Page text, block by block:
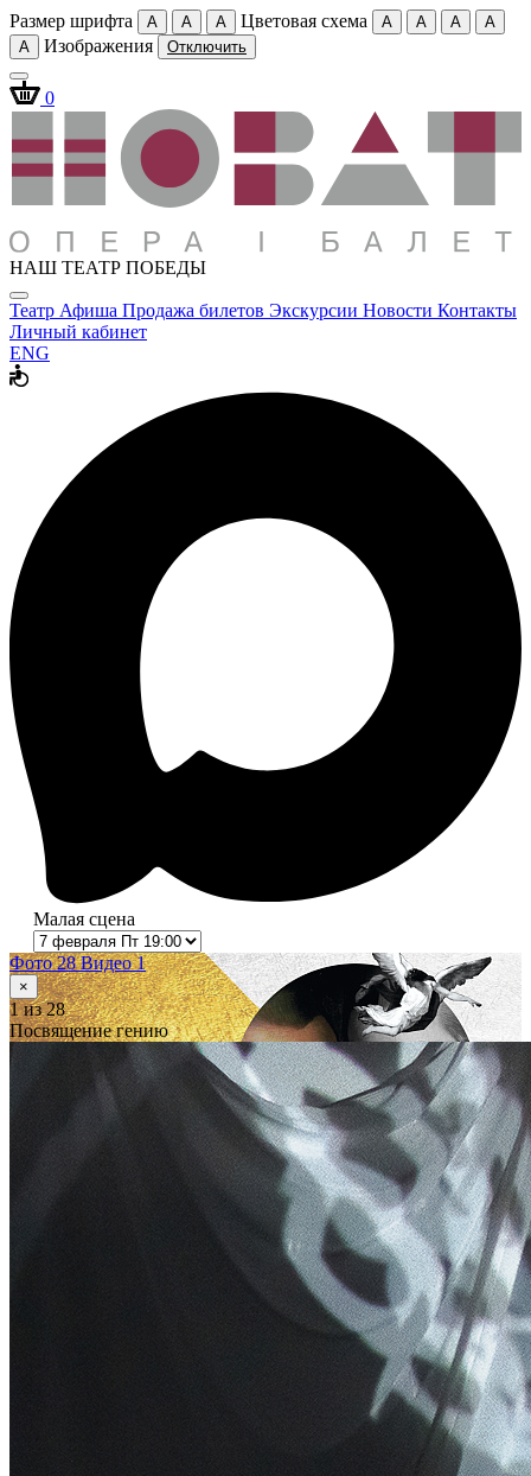
Размер шрифта A A A Цветовая схема A A A
A
A
Изображения Отключить
0
НАШ ТЕАТР ПОБЕДЫ
Театр Афиша Продажа билетов Экскурсии Новости Контакты
Личный кабинет
ENG
Малая сцена
Фото 28Видео 1
×
1из 28
Посвящение гению